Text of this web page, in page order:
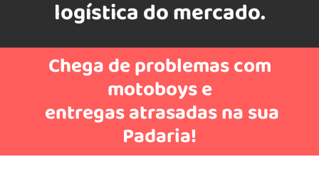
logística do mercado.
Chega de problemas com
motoboys e
entregas atrasadas na sua
Padaria!